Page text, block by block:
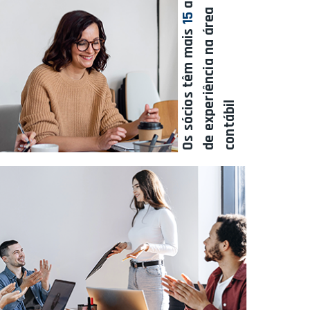
Os sócios têm mais
15 al